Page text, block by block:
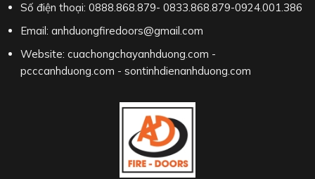
Số điện thoại: 0888.868.879- 0833.868.879-0924.001.386
Email: anhduongfiredoors@gmail.com
Website: cuachongchayanhduong.com -
pcccanhduong.com - sontinhdienanhduong.com